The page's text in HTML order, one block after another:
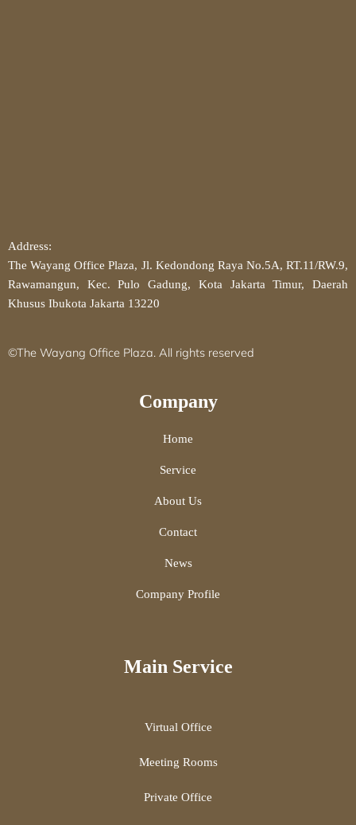
Address:
The Wayang Office Plaza, Jl. Kedondong Raya No.5A, RT.11/RW.9,
Rawamangun, Kec. Pulo Gadung, Kota Jakarta Timur, Daerah
Khusus Ibukota Jakarta 13220
©The Wayang Office Plaza. All rights reserved
Company
Home
Service
About Us
Contact
News
Company Profile
Main Service
Virtual Office
Meeting Rooms
Private Office